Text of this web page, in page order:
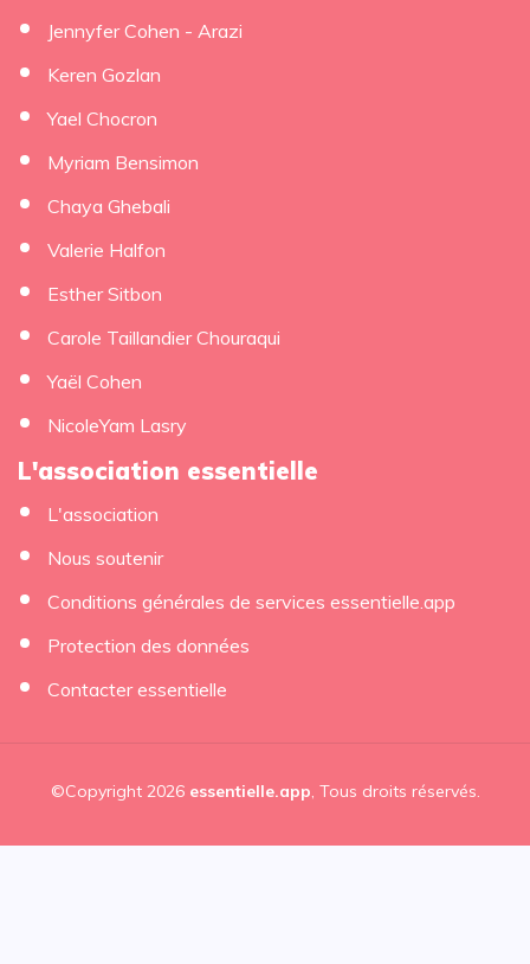
Jennyfer Cohen - Arazi
Keren Gozlan
Yael Chocron
Myriam Bensimon
Chaya Ghebali
Valerie Halfon
Esther Sitbon
Carole Taillandier Chouraqui
Yaël Cohen
NicoleYam Lasry
L'association essentielle
L'association
Nous soutenir
Conditions générales de services essentielle.app
Protection des données
Contacter essentielle
©Copyright 2026 essentielle.app, Tous droits réservés.